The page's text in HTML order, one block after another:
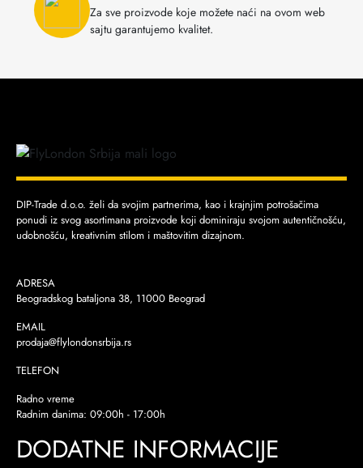
Za sve proizvode koje možete naći na ovom web
sajtu garantujemo kvalitet.
DIP-Trade d.o.o. želi da svojim partnerima, kao i krajnjim potrošačima
ponudi iz svog asortimana proizvode koji dominiraju svojom autentičnošću,
udobnošću, kreativnim stilom i maštovitim dizajnom.
ADRESA
Beogradskog bataljona 38, 11000 Beograd
EMAIL
prodaja@flylondonsrbija.rs
TELEFON
Radno vreme
Radnim danima: 09:00h - 17:00h
DODATNE INFORMACIJE